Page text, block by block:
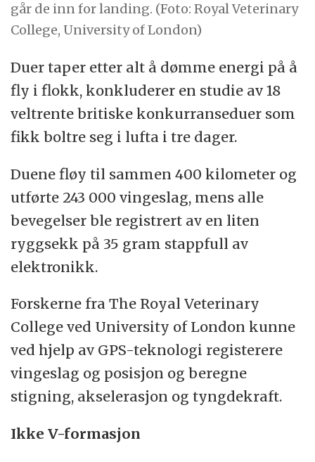
går de inn for landing. (Foto: Royal Veterinary
College, University of London)
Duer taper etter alt å dømme energi på å
fly i flokk, konkluderer en studie av 18
veltrente britiske konkurranseduer som
fikk boltre seg i lufta i tre dager.
Duene fløy til sammen 400 kilometer og
utførte 243 000 vingeslag, mens alle
bevegelser ble registrert av en liten
ryggsekk på 35 gram stappfull av
elektronikk.
Forskerne fra The Royal Veterinary
College ved University of London kunne
ved hjelp av GPS-teknologi registerere
vingeslag og posisjon og beregne
stigning, akselerasjon og tyngdekraft.
Ikke V-formasjon